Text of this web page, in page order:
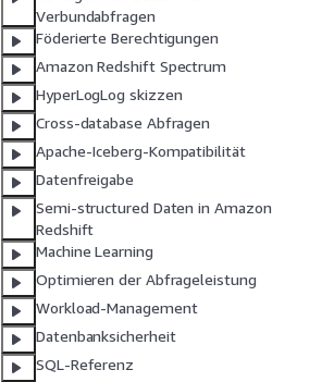
Verbundabfragen
Föderierte Berechtigungen
Amazon Redshift Spectrum
HyperLogLog skizzen
Cross-database Abfragen
Apache-Iceberg-Kompatibilität
Datenfreigabe
Semi-structured Daten in Amazon
Redshift
Machine Learning
Optimieren der Abfrageleistung
Workload-Management
Datenbanksicherheit
SQL-Referenz